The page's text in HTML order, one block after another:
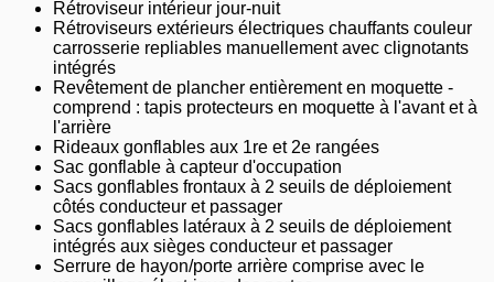
Rétroviseur intérieur jour-nuit
Rétroviseurs extérieurs électriques chauffants couleur
carrosserie repliables manuellement avec clignotants
intégrés
Revêtement de plancher entièrement en moquette -
comprend : tapis protecteurs en moquette à l'avant et à
l'arrière
Rideaux gonflables aux 1re et 2e rangées
Sac gonflable à capteur d'occupation
Sacs gonflables frontaux à 2 seuils de déploiement
côtés conducteur et passager
Sacs gonflables latéraux à 2 seuils de déploiement
intégrés aux sièges conducteur et passager
Serrure de hayon/porte arrière comprise avec le